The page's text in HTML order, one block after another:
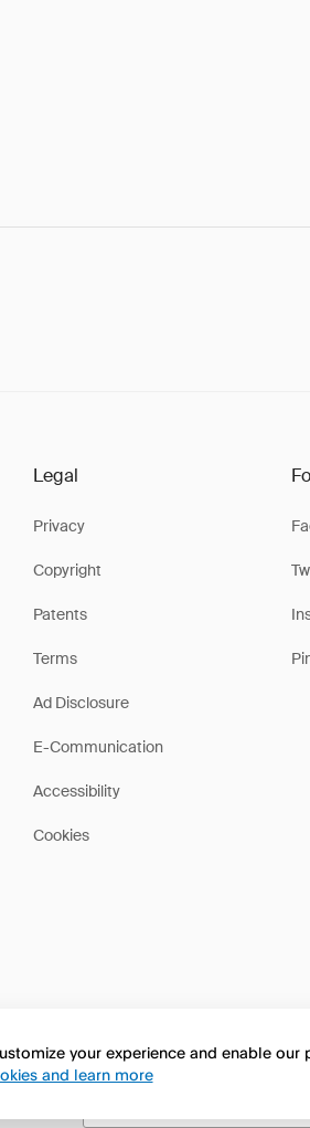
Legal
Privacy
Copyright
Patents
Terms
Ad Disclosure
E-Communication
Accessibility
Cookies
your experience and enable our
and learn more